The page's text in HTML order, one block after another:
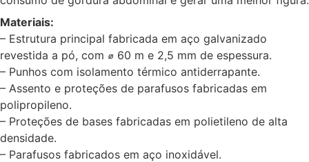
Materiais:
– Estrutura principal fabricada em aço galvanizado
revestida a pó, com ⌀ 60 m e 2,5 mm de espessura.
– Punhos com isolamento térmico antiderrapante.
– Assento e proteções de parafusos fabricadas em
polipropileno.
– Proteções de bases fabricadas em polietileno de alta
densidade.
– Parafusos fabricados em aço inoxidável.